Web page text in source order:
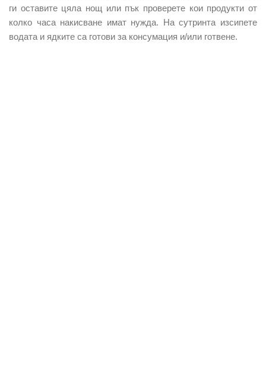
ги оставите цяла нощ или пък проверете кои продукти от
колко часа накисване имат нужда. На сутринта изсипете
водата и ядките са готови за консумация и/или готвене.